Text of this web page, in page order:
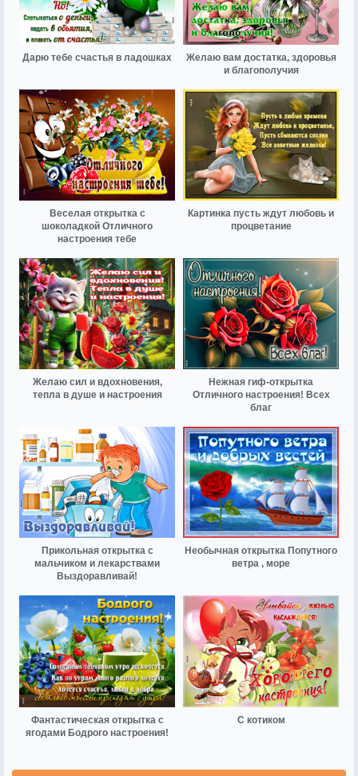
Дарю тебе счастья в ладошках
Желаю вам достатка, здоровья
и благополучия
Веселая открытка с
шоколадкой Отличного
настроения тебе
Картинка пусть ждут любовь и
процветание
Желаю сил и вдохновения,
тепла в душе и настроения
Нежная гиф-открытка
Отличного настроения! Всех
благ
Прикольная открытка с
мальчиком и лекарствами
Выздоравливай!
Необычная открытка Попутного
ветра , море
Фантастическая открытка с
ягодами Бодрого настроения!
С котиком